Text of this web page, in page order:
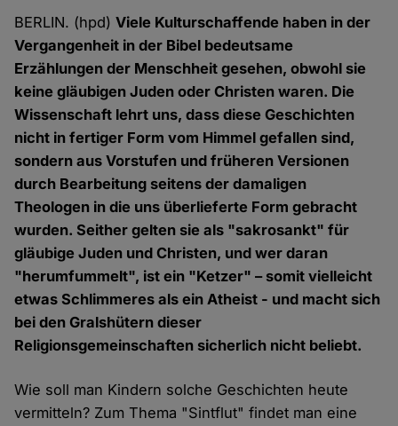
BERLIN. (hpd)Viele Kulturschaffende haben in der
Vergangenheit in der Bibel bedeutsame
Erzählungen der Menschheit gesehen, obwohl sie
keine gläubigen Juden oder Christen waren. Die
Wissenschaft lehrt uns, dass diese Geschichten
nicht in fertiger Form vom Himmel gefallen sind,
sondern aus Vorstufen und früheren Versionen
durch Bearbeitung seitens der damaligen
Theologen in die uns überlieferte Form gebracht
wurden. Seither gelten sie als "sakrosankt" für
gläubige Juden und Christen, und wer daran
"herumfummelt", ist ein "Ketzer" – somit vielleicht
etwas Schlimmeres als ein Atheist - und macht sich
bei den Gralshütern dieser
Religionsgemeinschaften sicherlich nicht beliebt.
Wie soll man Kindern solche Geschichten heute
vermitteln? Zum Thema "Sintflut" findet man eine